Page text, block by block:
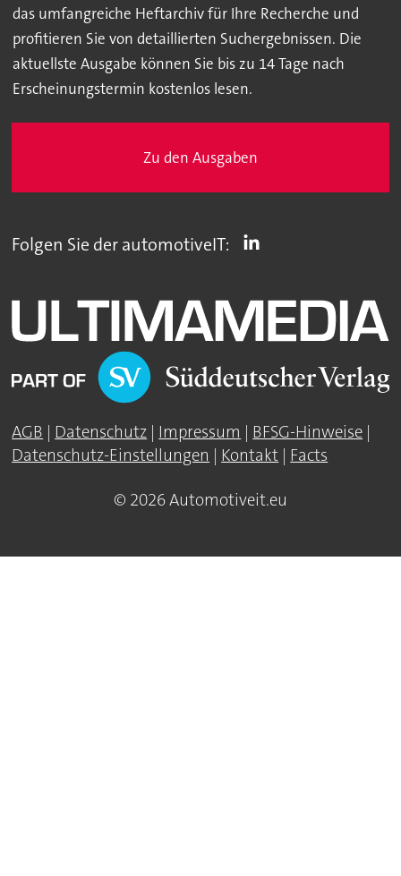
das umfangreiche Heftarchiv für Ihre Recherche und
profitieren Sie von detaillierten Suchergebnissen. Die
aktuellste Ausgabe können Sie bis zu 14 Tage nach
Erscheinungstermin kostenlos lesen.
Zu den Ausgaben
Folgen Sie der automotiveIT:
AGB | Datenschutz | Impressum | BFSG-Hinweise |
Datenschutz-Einstellungen | Kontakt | Facts
© 2026 Automotiveit.eu